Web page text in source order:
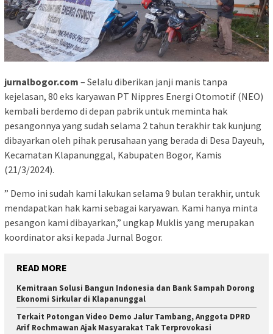
jurnalbogor.com – Selalu diberikan janji manis tanpa
kejelasan, 80 eks karyawan PT Nippres Energi Otomotif (NEO)
kembali berdemo di depan pabrik untuk meminta hak
pesangonnya yang sudah selama 2 tahun terakhir tak kunjung
dibayarkan oleh pihak perusahaan yang berada di Desa Dayeuh,
Kecamatan Klapanunggal, Kabupaten Bogor, Kamis
(21/3/2024).
” Demo ini sudah kami lakukan selama 9 bulan terakhir, untuk
mendapatkan hak kami sebagai karyawan. Kami hanya minta
pesangon kami dibayarkan,” ungkap Muklis yang merupakan
koordinator aksi kepada Jurnal Bogor.
READ MORE
Kemitraan Solusi Bangun Indonesia dan Bank Sampah Dorong
Ekonomi Sirkular di Klapanunggal
Terkait Potongan Video Demo Jalur Tambang, Anggota DPRD
Arif Rochmawan Ajak Masyarakat Tak Terprovokasi